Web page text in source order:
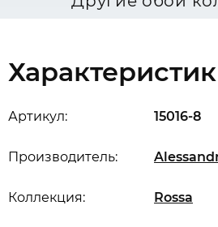
Артикул: 15016-8
Производитель:
Коллекция: Rossa